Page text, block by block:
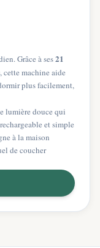
Grâce à ses21
, cette machine aide
plus facilement,
lumière douce qui
et simple
à la maison
de coucher